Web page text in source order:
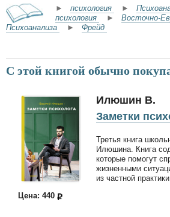
► психология ►
психология
► Восточно-
Психоанализа
► Фрейд
С этой книгой обычно
Илюшин В.
Заметки
Третья книга
Илюшина. Книга
которые помогут
жизненными
из частной
Цена: 440